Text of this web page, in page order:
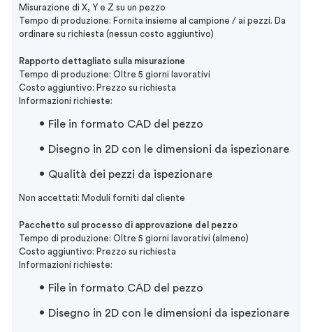
Misurazione di X, Y e Z su un pezzo
Tempo di produzione: Fornita insieme al campione / ai pezzi. Da
ordinare su richiesta (nessun costo aggiuntivo)
Rapporto dettagliato sulla misurazione
Tempo di produzione: Oltre 5 giorni lavorativi
Costo aggiuntivo: Prezzo su richiesta
Informazioni richieste:
File in formato CAD del pezzo
Disegno in 2D con le dimensioni da ispezionare
Qualità dei pezzi da ispezionare
Non accettati: Moduli forniti dal cliente
Pacchetto sul processo di approvazione del pezzo
Tempo di produzione: Oltre 5 giorni lavorativi (almeno)
Costo aggiuntivo: Prezzo su richiesta
Informazioni richieste:
File in formato CAD del pezzo
Disegno in 2D con le dimensioni da ispezionare